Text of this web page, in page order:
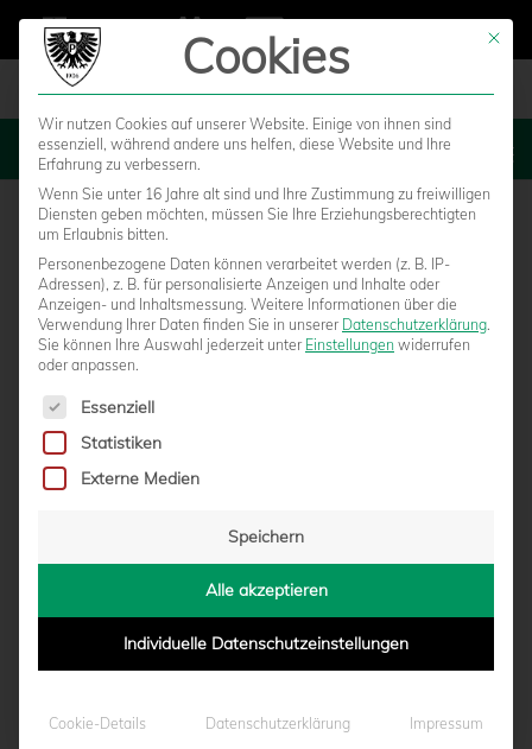
MENU
U23: REICHWEIN DOPPELPACK UND
NIEDERLAGE
vonMoritz Schwegmann|09.03.2020 - 15:20
Mit
Cookies
Wir nutzen Cookies auf unserer Website. Einige von ihnen sind
essenziell, während andere uns helfen, diese Website und Ihre
Erfahrung zu verbessern.
Wenn Sie unter 16 Jahre alt sind und Ihre Zustimmung zu freiwilligen
Diensten geben möchten, müssen Sie Ihre Erziehungsberechtigten
um Erlaubnis bitten.
Personenbezogene Daten können verarbeitet werden (z. B. IP-
Adressen), z. B. für personalisierte Anzeigen und Inhalte oder
Anzeigen- und Inhaltsmessung. Weitere Informationen über die
Verwendung Ihrer Daten finden Sie in unserer Datenschutzerklärung.
Sie können Ihre Auswahl jederzeit unter Einstellungen widerrufen
oder anpassen.
Es folgt eine Liste der Service-Gruppen, für die eine
Essenziell
Statistiken
Externe Medien
Speichern
Alle akzeptieren
Individuelle Datenschutzeinstellungen
Cookie-Details Datenschutzerklärung Impressum